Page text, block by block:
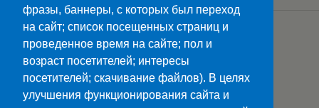
Загрузить Еще Из Этой Категории…
Наверх
фразы, баннеры, с которых был переход
на сайт; список посещенных страниц и
проведенное время на сайте; пол и
возраст посетителей; интересы
посетителей; скачивание файлов). В целях
улучшения функционирования сайта и